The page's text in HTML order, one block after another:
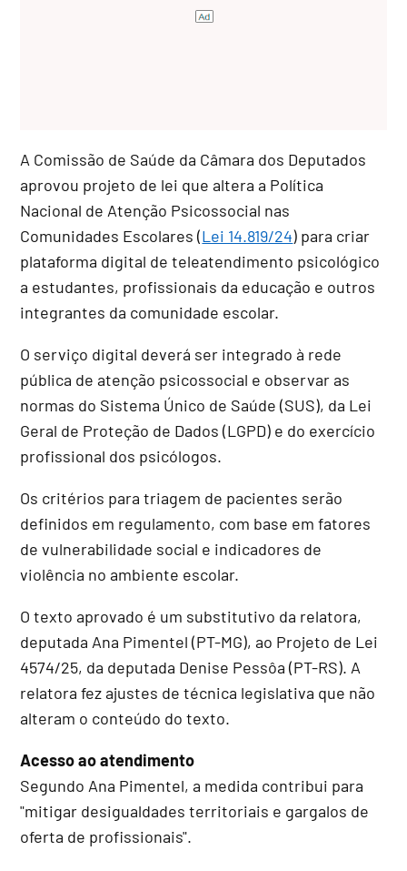
A Comissão de Saúde da Câmara dos Deputados
aprovou projeto de lei que altera a Política
Nacional de Atenção Psicossocial nas
Comunidades Escolares (Lei 14.819/24) para criar
plataforma digital de teleatendimento psicológico
a estudantes, profissionais da educação e outros
integrantes da comunidade escolar.
O serviço digital deverá ser integrado à rede
pública de atenção psicossocial e observar as
normas do Sistema Único de Saúde (SUS), da Lei
Geral de Proteção de Dados (LGPD) e do exercício
profissional dos psicólogos.
Os critérios para triagem de pacientes serão
definidos em regulamento, com base em fatores
de vulnerabilidade social e indicadores de
violência no ambiente escolar.
O texto aprovado é um substitutivo da relatora,
deputada Ana Pimentel (PT-MG), ao Projeto de Lei
4574/25, da deputada Denise Pessôa (PT-RS). A
relatora fez ajustes de técnica legislativa que não
alteram o conteúdo do texto.
Acesso ao atendimento
Segundo Ana Pimentel, a medida contribui para
"mitigar desigualdades territoriais e gargalos de
oferta de profissionais".